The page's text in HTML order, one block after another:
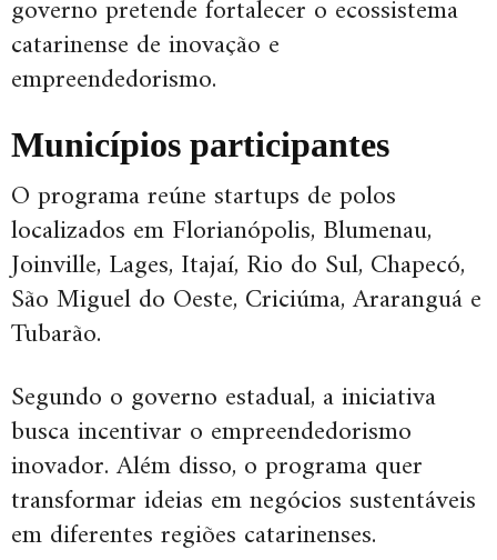
governo pretende fortalecer o ecossistema
catarinense de inovação e
empreendedorismo.
Municípios participantes
O programa reúne startups de polos
localizados em Florianópolis, Blumenau,
Joinville, Lages, Itajaí, Rio do Sul, Chapecó,
São Miguel do Oeste, Criciúma, Araranguá e
Tubarão.
Segundo o governo estadual, a iniciativa
busca incentivar o empreendedorismo
inovador. Além disso, o programa quer
transformar ideias em negócios sustentáveis
em diferentes regiões catarinenses.